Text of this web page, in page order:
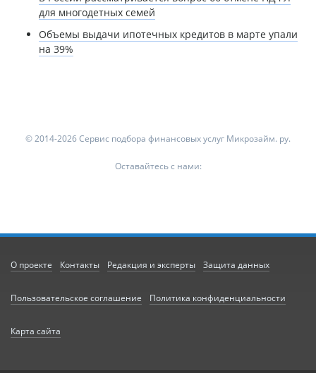
для многодетных семей
Объемы выдачи ипотечных кредитов в марте упали
на 39%
© 2014-2026 Сервис подбора финансовых услуг Микрозайм. ру.
Оставайтесь с нами:
О проекте Контакты Редакция и эксперты Защита данных
Пользовательское соглашение Политика конфиденциальности
Карта сайта